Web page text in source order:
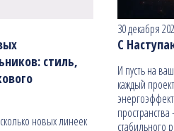
стиль,
новых линеек
30 декабря
С
И пусть на
каждый
стабильного